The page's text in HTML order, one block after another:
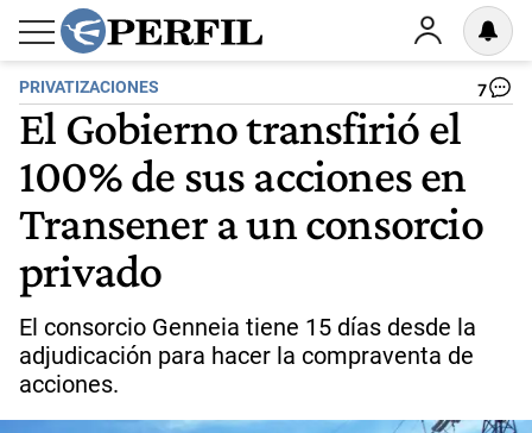
PRIVATIZACIONES 7
El Gobierno transfirió el
100% de sus acciones en
Transener a un consorcio
privado
El consorcio Genneia tiene 15 días desde la
adjudicación para hacer la compraventa de
acciones.